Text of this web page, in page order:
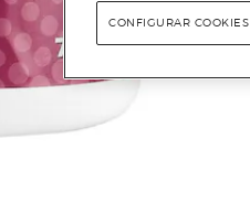
CONFIGURAR COOKIES